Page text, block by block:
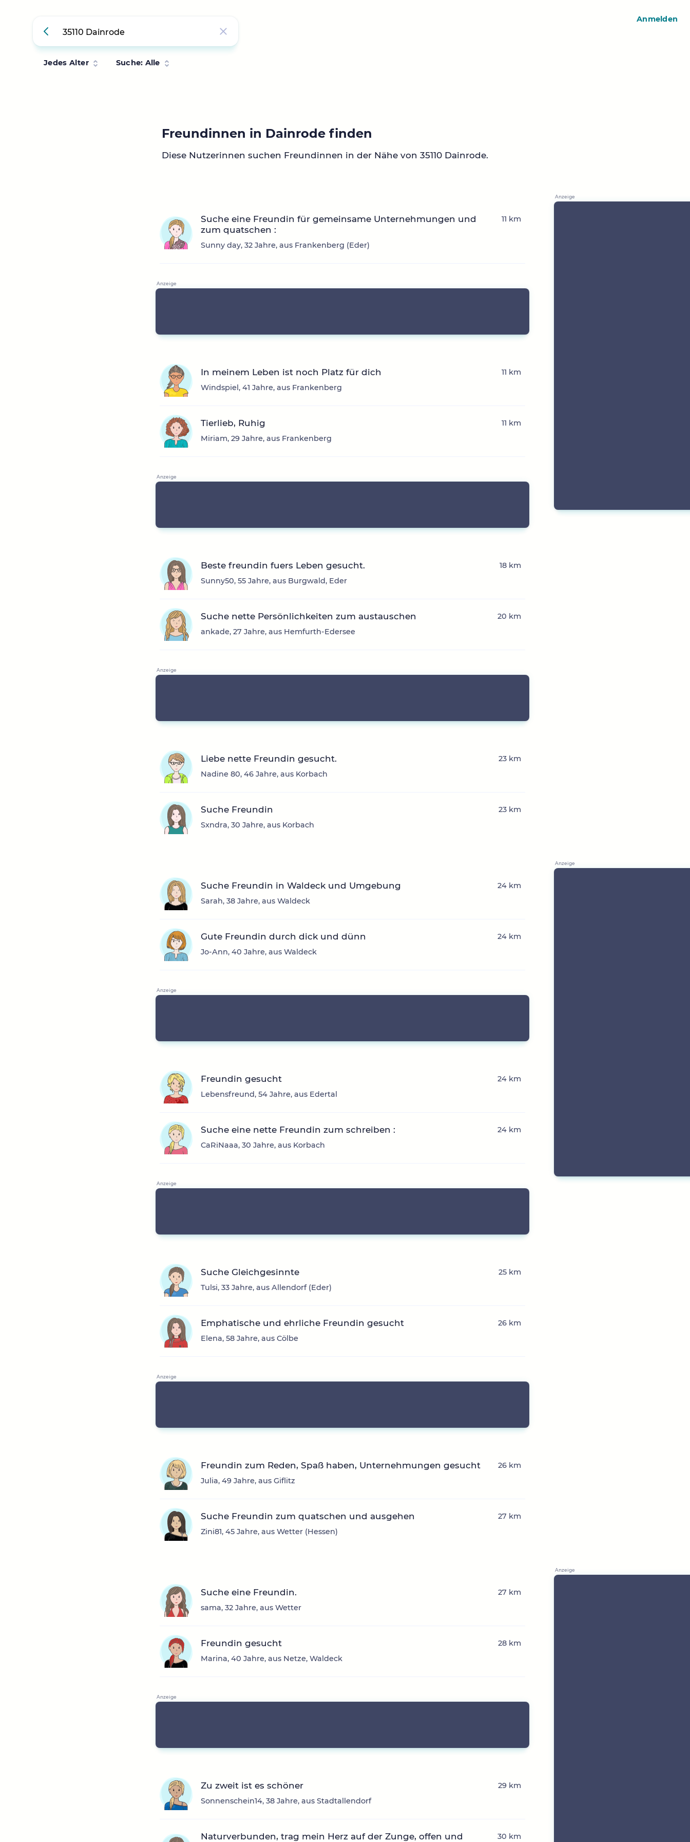
Jedes Alter Suche: Alle
Freundinnen in Dainrode finden
Diese Nutzerinnen suchen Freundinnen in der Nähe von 35110 Dainrode.
Suche eine Freundin für gemeinsame Unternehmungen und
zum quatschen :
Sunny day, 32 Jahre, aus Frankenberg (Eder)
11 km
In meinem Leben ist noch Platz für dich
Windspiel, 41 Jahre, aus Frankenberg
11 km
Tierlieb, Ruhig
Miriam, 29 Jahre, aus Frankenberg
11 km
Beste freundin fuers Leben gesucht.
Sunny50, 55 Jahre, aus Burgwald, Eder
18 km
Suche nette Persönlichkeiten zum austauschen
ankade, 27 Jahre, aus Hemfurth-Edersee
20 km
Liebe nette Freundin gesucht.
Nadine 80, 46 Jahre, aus Korbach
23 km
Suche Freundin
Sxndra, 30 Jahre, aus Korbach
23 km
Suche Freundin in Waldeck und Umgebung
Sarah, 38 Jahre, aus Waldeck
24 km
Gute Freundin durch dick und dünn
Jo-Ann, 40 Jahre, aus Waldeck
24 km
Freundin gesucht
Lebensfreund, 54 Jahre, aus Edertal
24 km
Suche eine nette Freundin zum schreiben :
CaRiNaaa, 30 Jahre, aus Korbach
24 km
Suche Gleichgesinnte
Tulsi, 33 Jahre, aus Allendorf (Eder)
25 km
Emphatische und ehrliche Freundin gesucht
Elena, 58 Jahre, aus Cölbe
26 km
Freundin zum Reden, Spaß haben, Unternehmungen gesucht
Julia, 49 Jahre, aus Giflitz
26 km
Suche Freundin zum quatschen und ausgehen
Zini81, 45 Jahre, aus Wetter (Hessen)
27 km
Suche eine Freundin.
sama, 32 Jahre, aus Wetter
27 km
Freundin gesucht
Marina, 40 Jahre, aus Netze, Waldeck
28 km
Zu zweit ist es schöner
Sonnenschein14, 38 Jahre, aus Stadtallendorf
29 km
Naturverbunden, trag mein Herz auf der Zunge, offen und 30 km
Anmelden